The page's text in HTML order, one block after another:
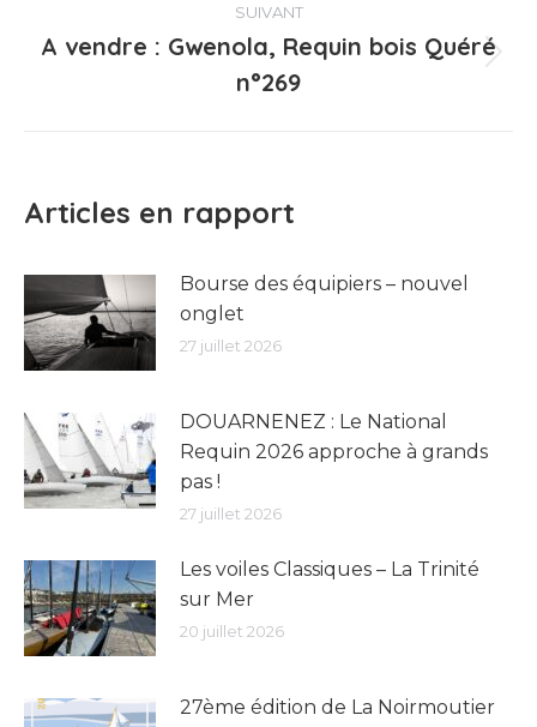
:
SUIVANT
Article
suivant
A vendre : Gwenola, Requin bois Quéré
n°269
Articles en rapport
Bourse des équipiers – nouvel
onglet
27 juillet 2026
DOUARNENEZ : Le National
Requin 2026 approche à grands
pas !
27 juillet 2026
Les voiles Classiques – La Trinité
sur Mer
20 juillet 2026
27ème édition de La Noirmoutier